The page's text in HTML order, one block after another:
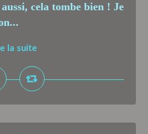
cela tombe bien ! Je
la suite